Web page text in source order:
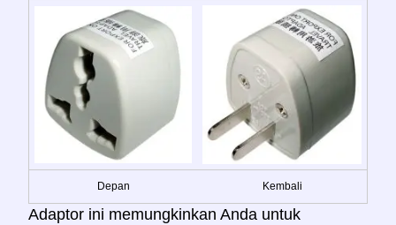
Depan Kembali
Adaptor ini memungkinkan Anda untuk